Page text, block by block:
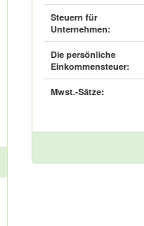
Steuern für
Unternehmen:
Die persönliche
Einkommensteuer:
Mwst.-Sätze: